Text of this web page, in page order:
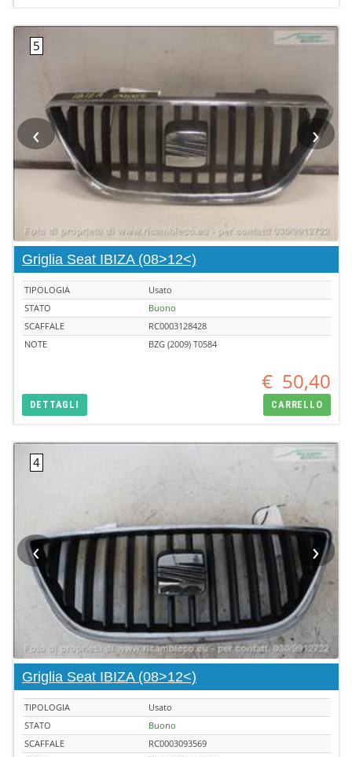
‹ ›
Griglia Seat IBIZA (08>12<)
TIPOLOGIA
Usato
STATO
Buono
SCAFFALE
RC0003128428
NOTE
BZG (2009) T0584
€ 50,40
DETTAGLI CARRELLO
‹ ›
Griglia Seat IBIZA (08>12<)
TIPOLOGIA
Usato
STATO
Buono
SCAFFALE
RC0003093569